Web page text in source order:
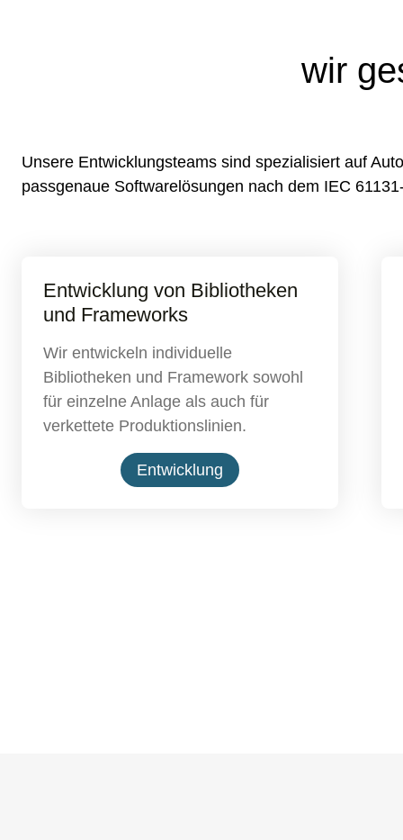
wir
Unsere Entwicklungsteams sind spezialisiert auf
passgenaue Softwarelösungen nach dem IEC
Entwicklung von Bibliotheken
und Frameworks
Wir entwickeln individuelle
Bibliotheken und Framework sowohl
für einzelne Anlage als auch für
verkettete Produktionslinien.
Entwicklung